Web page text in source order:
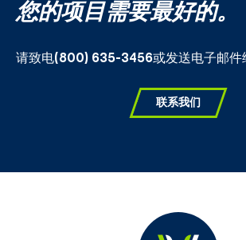
您的项目需要最好的。
请致电(800) 635-3456或发送电子邮件
联系我们